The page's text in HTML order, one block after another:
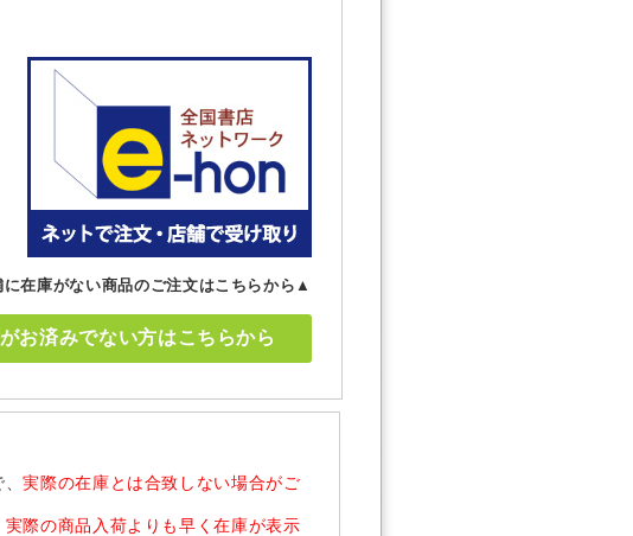
に在庫がない商品のご注文はこちらから▲
お済みでない方はこちらから
、実際の在庫とは合致しない場合がご
実際の商品入荷よりも早く在庫が表示